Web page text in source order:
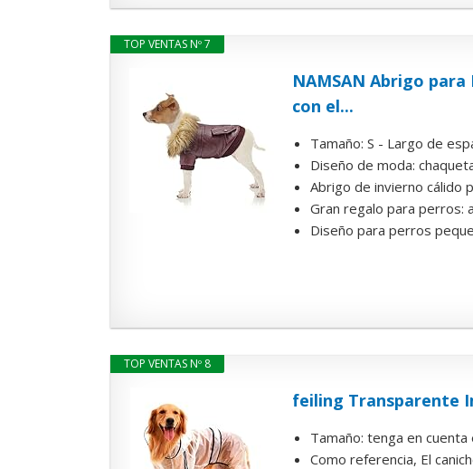
TOP VENTAS Nº 7
NAMSAN Abrigo
con el...
Tamaño: S - Largo de
Diseño de moda:
Abrigo de invierno cálido
Gran regalo para perros:
Diseño para perros
TOP VENTAS Nº 8
feiling Transparente
Tamaño: tenga en
Como referencia, El